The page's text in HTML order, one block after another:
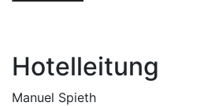
Hotelleitung
Manuel Spieth